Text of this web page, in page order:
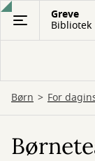
Gå
hovedindhold
Greve
Bibliotek
Børn For